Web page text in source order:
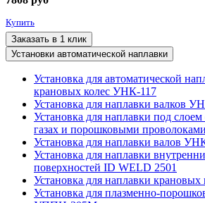
Купить
Заказать в 1 клик
Установки автоматической наплавки
Установка для автоматической
крановых колес УНК-117
Установка для наплавки валков
Установка для наплавки под
газах и порошковыми
Установка для наплавки валов
Установка для наплавки
поверхностей ID WELD 2501
Установка для наплавки
Установка для плазменно-